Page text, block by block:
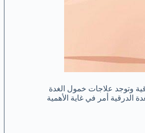
وتوجد علاجات خمول الغدة
أمر في غاية الأهمية